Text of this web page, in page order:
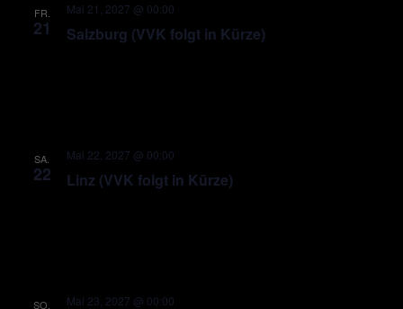
FR.
21 Salzburg (VVK folgt in Kürze)
Mai 21, 2027 @ 00:00
SA.
22 Linz (VVK folgt in Kürze)
Mai 22, 2027 @ 00:00
SO. Mai 23, 2027 @ 00:00